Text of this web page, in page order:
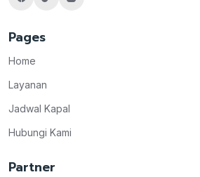
Pages
Home
Layanan
Jadwal Kapal
Hubungi Kami
Partner